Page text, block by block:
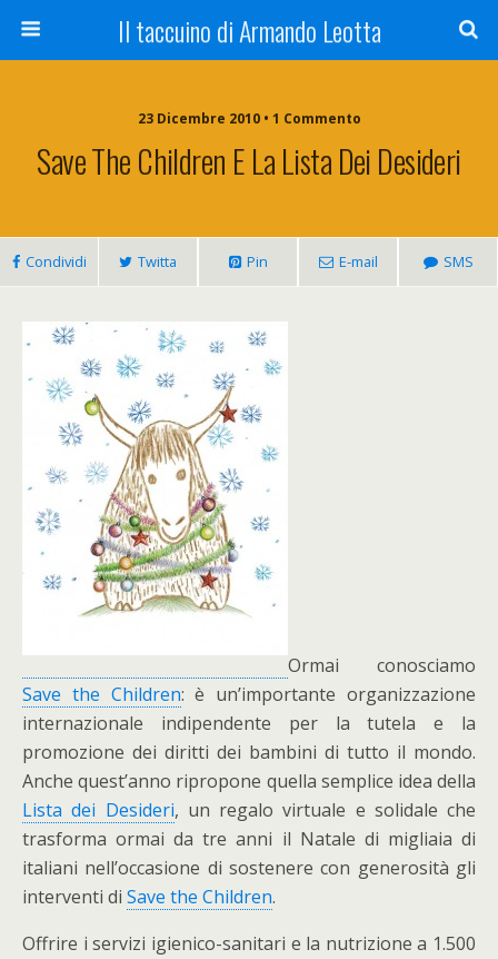
Il taccuino di Armando Leotta
23 Dicembre 2010 • 1 Commento
Save The Children E La Lista Dei Desideri
Condividi Twitta Pin E-mail SMS
Ormai conosciamo
Save the Children: è un’importante organizzazione
internazionale indipendente per la tutela e la
promozione dei diritti dei bambini di tutto il mondo.
Anche quest’anno ripropone quella semplice idea della
Lista dei Desideri, un regalo virtuale e solidale che
trasforma ormai da tre anni il Natale di migliaia di
italiani nell’occasione di sostenere con generosità gli
interventi di Save the Children.
Offrire i servizi igienico-sanitari e la nutrizione a 1.500